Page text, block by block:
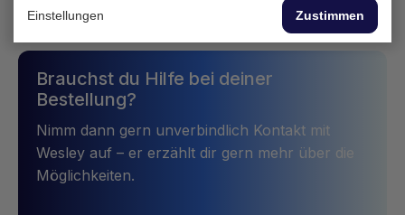
Brauchst du Hilfe bei deiner
Bestellung?
Nimm dann gern unverbindlich Kontakt mit
Wesley auf – er erzählt dir gern mehr über die
Möglichkeiten.
Einstellungen Zustimmen